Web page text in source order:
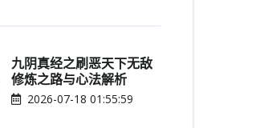
九阴真经之刷恶天下无敌
修炼之路与心法解析
2026-07-18 01:55:59